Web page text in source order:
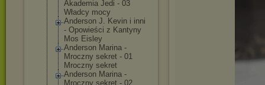
Akademia Jedi - 03
Władcy mocy
Anderson J. Kevin i inni
- Opowieści z Kantyny
Mos Eisley
Anderson Marina -
Mroczny sekret - 01
Mroczny sekret
Anderson Marina -
Mroczny sekret - 02